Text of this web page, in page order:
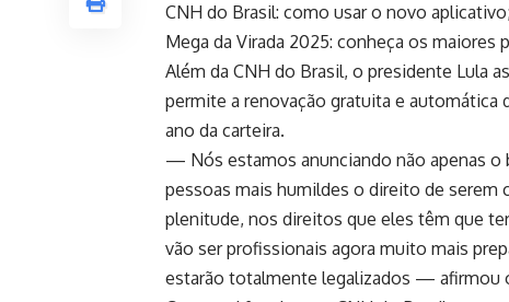
CNH do Brasil: como usar o novo
Mega da Virada 2025: conheça os maiores
Além da CNH do Brasil, o presidente Lula
permite a renovação gratuita e
ano da carteira.
— Nós estamos anunciando não apenas o
pessoas mais humildes o direito de serem
plenitude, nos direitos que eles têm que
vão ser profissionais agora muito mais
estarão totalmente legalizados — afirmou